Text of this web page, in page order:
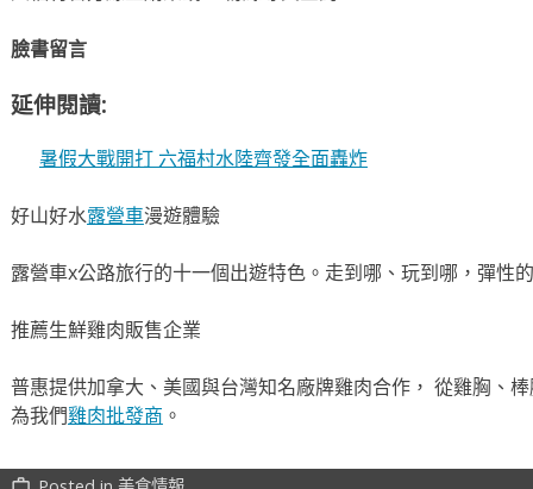
臉書留言
延伸閱讀:
暑假大戰開打 六福村水陸齊發全面轟炸
好山好水露營車漫遊體驗
露營車x公路旅行的十一個出遊特色。走到哪、玩到哪，彈性
推薦生鮮雞肉販售企業
普惠提供加拿大、美國與台灣知名廠牌雞肉合作， 從雞胸、
為我們雞肉批發商 。